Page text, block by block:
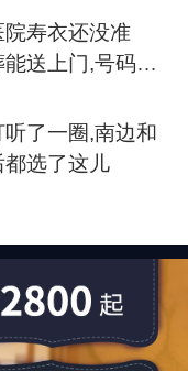
寿衣还没准
送上门,号码我
了一圈,南边和
选了这儿